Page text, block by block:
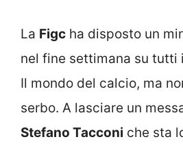
La Figc ha disposto un
nel fine settimana su tutti
Il mondo del calcio, ma
serbo. A lasciare un
Stefano Tacconi che sta